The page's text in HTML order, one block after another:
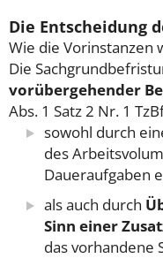
Die Entscheidung
Wie die Vorinstanzen
Die
vorübergehender
Abs. 1 Satz 2 Nr. 1
sowohl durch
des
Daueraufgaben
als auch durch
Sinn einer
das vorhandene